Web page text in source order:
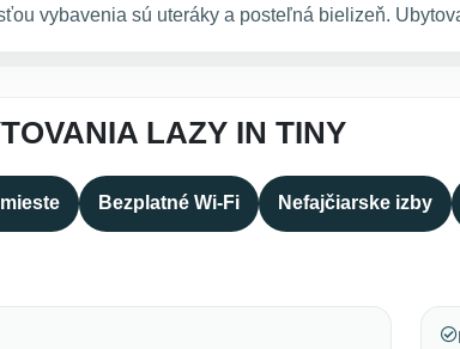
vybavenia sú uteráky a posteľná bielizeň.
LAZY IN TINY
Bezplatné Wi-Fi Nefajčiarske izby